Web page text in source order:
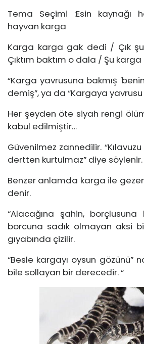
Tema Seçimi :Esin kaynağı
hayvan karga
Karga karga gak dedi / Çık
Çıktım baktım o dala / Şu
“Karga yavrusuna bakmış
demiş”, ya da “Kargaya
Her şeyden öte siyah rengi
kabul edilmiştir…
Güvenilmez zannedilir.
dertten kurtulmaz” diye söylenir.
Benzer anlamda karga ile
denir.
“Alacağına şahin,
borcuna sadık olmayan aksi
gıyabında çizilir.
“Besle kargayı oysun gözünü”
bile sollayan bir derecedir. “